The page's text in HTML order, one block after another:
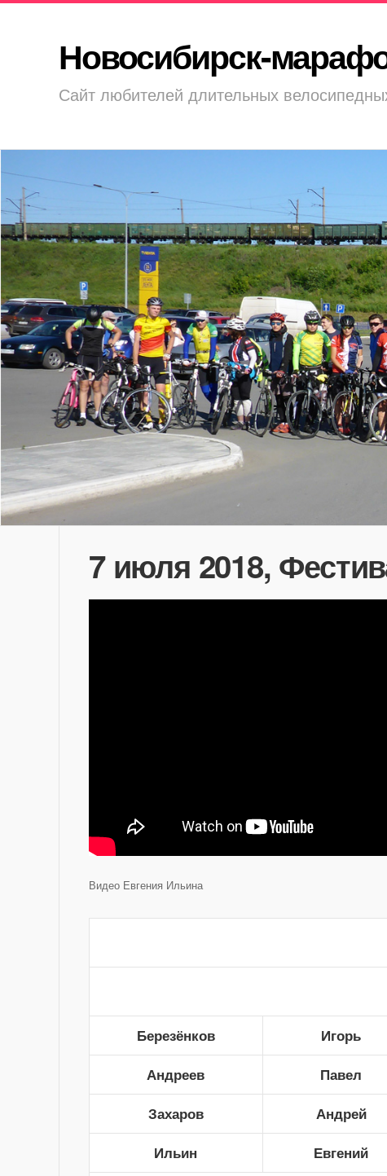
Новосибирск-
Сайт любителей длительных
7 июля 2018,
Видео Евгения Ильина
Березёнков Игорь
Андреев
Павел
Захаров
Андрей
Ильин
Евгений